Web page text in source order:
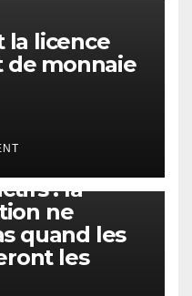
la licence
de monnaie
: la
ne
quand les
les